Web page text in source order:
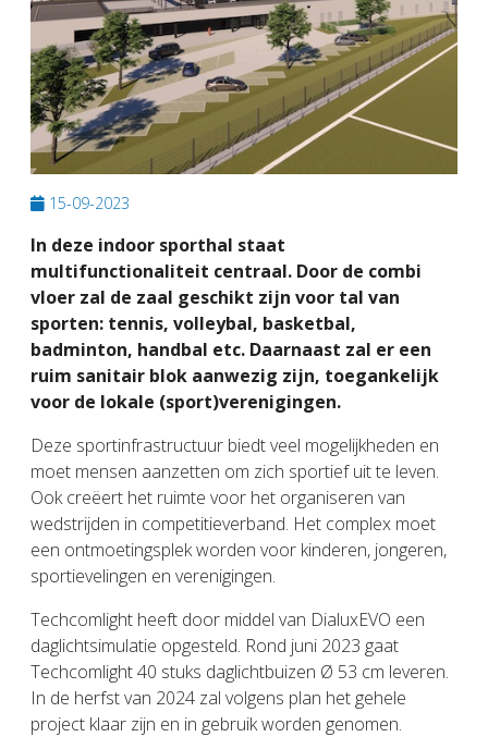
15-09-2023
In deze indoor sporthal staat
multifunctionaliteit centraal. Door de combi
vloer zal de zaal geschikt zijn voor tal van
sporten: tennis, volleybal, basketbal,
badminton, handbal etc. Daarnaast zal er een
ruim sanitair blok aanwezig zijn, toegankelijk
voor de lokale (sport)verenigingen.
Deze sportinfrastructuur biedt veel mogelijkheden en
moet mensen aanzetten om zich sportief uit te leven.
Ook creëert het ruimte voor het organiseren van
wedstrijden in competitieverband. Het complex moet
een ontmoetingsplek worden voor kinderen, jongeren,
sportievelingen en verenigingen.
Techcomlight heeft door middel van DialuxEVO een
daglichtsimulatie opgesteld. Rond juni 2023 gaat
Techcomlight 40 stuks daglichtbuizen Ø 53 cm leveren.
In de herfst van 2024 zal volgens plan het gehele
project klaar zijn en in gebruik worden genomen.